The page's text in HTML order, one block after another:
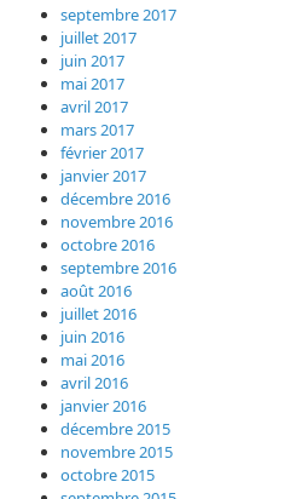
septembre 2017
juillet 2017
juin 2017
mai 2017
avril 2017
mars 2017
février 2017
janvier 2017
décembre 2016
novembre 2016
octobre 2016
septembre 2016
août 2016
juillet 2016
juin 2016
mai 2016
avril 2016
janvier 2016
décembre 2015
novembre 2015
octobre 2015